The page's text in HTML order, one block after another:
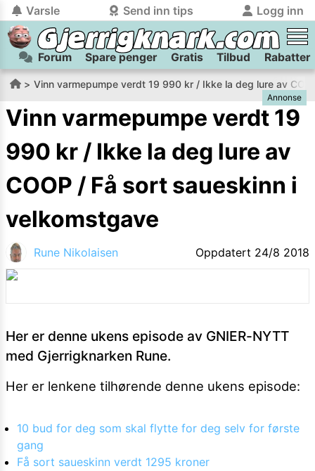
Varsle Send inn tips Logg inn
tilbake
Logg inn på Gjerrigknark.com:
Du kan logge inn / registrere bruker helt gratispå
gjerrigknark.com ved å benytte Vipps-innlogging.
Logg inn med Vipps
tilbake
Send inn tips:
Har du et tips til meg? Jeg premierer de beste tipsene med
flaxlodd!
Kamera
Velg bilde
Send inn
Vil du være med i tipsekonkurransen kan du oppgi
kontaktdetaljer i neste steg.
Forum Spare penger Gratis Tilbud Rabatter
Vinn varmepumpe verdt 19 990 kr / Ikke la deg lure av
Annonse
Vinn varmepumpe verdt 19
990 kr / Ikke la deg lure av
COOP / Få sort saueskinn i
velkomstgave
Rune Nikolaisen Oppdatert 24/8 2018
Her er denne ukens episode av GNIER-NYTT
med Gjerrigknarken Rune.
Her er lenkene tilhørende denne ukens episode:
10 bud for deg som skal flytte for deg selv for første
gang
Få sort saueskinn verdt 1295 kroner